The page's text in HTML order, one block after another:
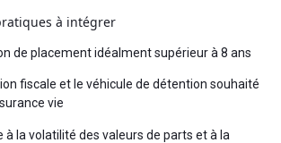
à intégrer
de placement idéalment supérieur à 8 ans
fiscale et le véhicule de détention souhaité
vie
à la volatilité des valeurs de parts et à la